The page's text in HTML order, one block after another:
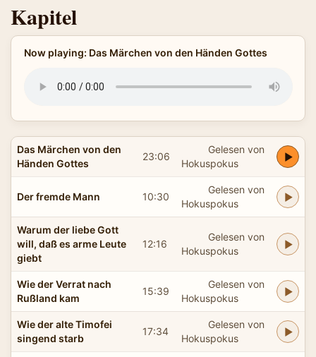
Kapitel
Now playing: Das Märchen von den Händen Gottes
Das Märchen von den
Händen Gottes
23:06
Gelesen von
Hokuspokus
Der fremde Mann 10:30
Gelesen von
Hokuspokus
Warum der liebe Gott
will, daß es arme Leute
giebt
12:16
Gelesen von
Hokuspokus
Wie der Verrat nach
Rußland kam
15:39
Gelesen von
Hokuspokus
Wie der alte Timofei
singend starb
17:34
Gelesen von
Hokuspokus